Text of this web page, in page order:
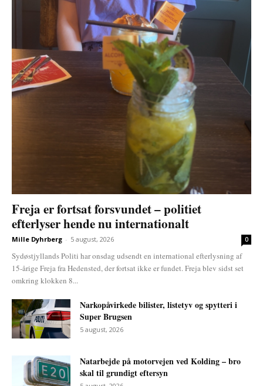
Freja er fortsat forsvundet – politiet
efterlyser hende nu internationalt
Mille Dyhrberg - 5 august, 2026 0
Sydøstjyllands Politi har onsdag udsendt en international efterlysning af
15-årige Freja fra Hedensted, der fortsat ikke er fundet. Freja blev sidst set
omkring klokken 8...
Narkopåvirkede bilister, listetyv og spytteri i
Super Brugsen
5 august, 2026
Natarbejde på motorvejen ved Kolding – bro
skal til grundigt eftersyn